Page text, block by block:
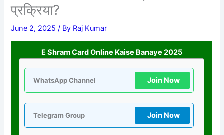
प्रक्रिया?
June 2, 2025/ By Raj Kumar
E Shram Card Online Kaise Banaye 2025
WhatsApp Channel Join Now
Telegram Group Join Now